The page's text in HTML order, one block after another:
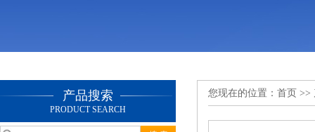
产品搜索
PRODUCT SEARCH
您现在的位置： 首页 >>